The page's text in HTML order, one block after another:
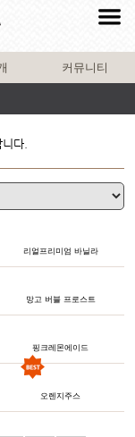
커뮤니티
다.
리얼프리미엄 바닐라
망고 버블 프로스트
핑크레몬에이드
오렌지주스